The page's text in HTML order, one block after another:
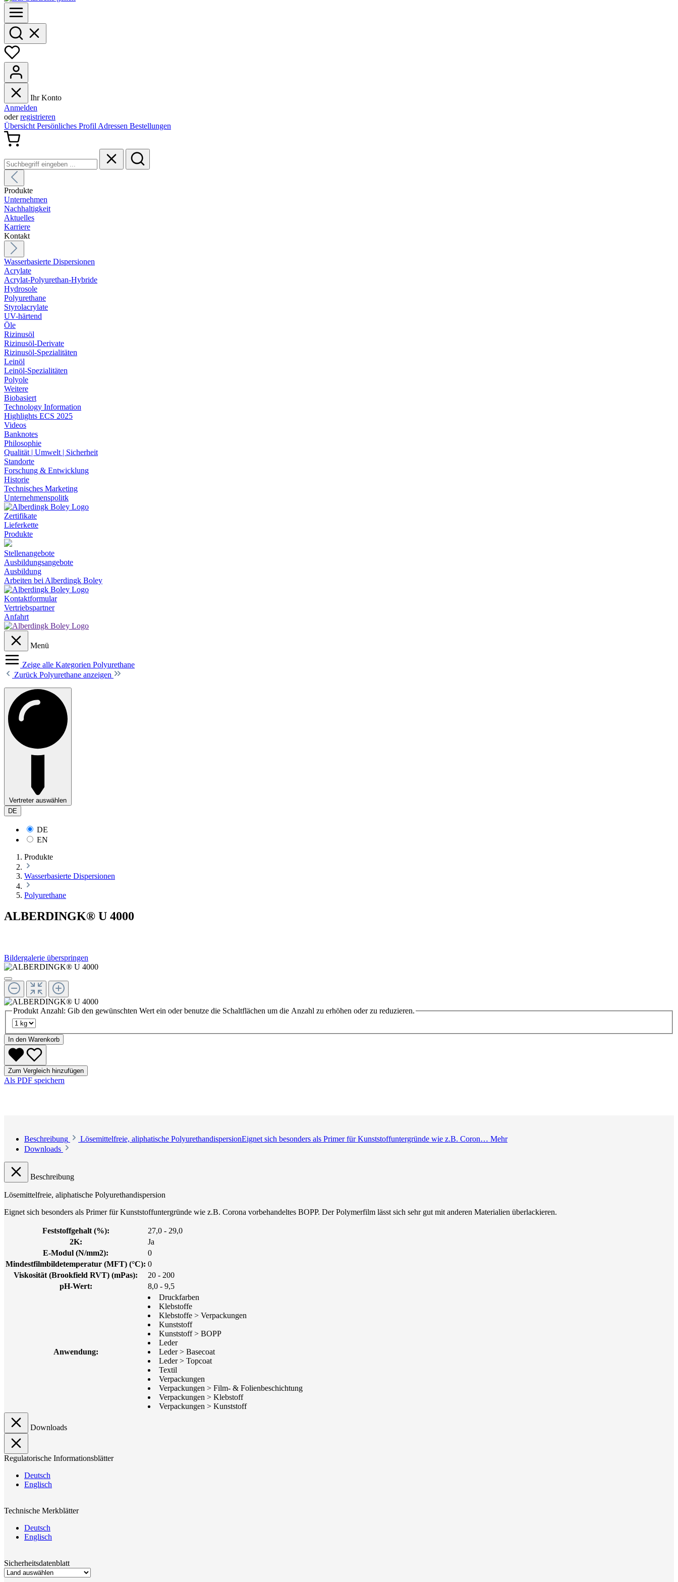
Ihr Konto
Anmelden
oderregistrieren
Übersicht Persönliches Profil Adressen Bestellungen
Produkte
Unternehmen
Nachhaltigkeit
Aktuelles
Karriere
Kontakt
Wasserbasierte Dispersionen
Acrylate
Acrylat-Polyurethan-Hybride
Hydrosole
Polyurethane
Styrolacrylate
UV-härtend
Öle
Rizinusöl
Rizinusöl-Derivate
Rizinusöl-Spezialitäten
Leinöl
Leinöl-Spezialitäten
Polyole
Weitere
Biobasiert
Technology Information
Highlights ECS 2025
Videos
Banknotes
Philosophie
Qualität | Umwelt | Sicherheit
Standorte
Forschung & Entwicklung
Historie
Technisches Marketing
Unternehmenspolitk
Zertifikate
Lieferkette
Produkte
Stellenangebote
Ausbildungsangebote
Ausbildung
Arbeiten bei Alberdingk Boley
Kontaktformular
Vertriebspartner
Anfahrt
Menü
Zeige alle Kategorien Polyurethane
Zurück Polyurethane anzeigen
Vertreter auswählen
DE
DE
EN
Produkte
Wasserbasierte Dispersionen
Polyurethane
ALBERDINGK® U 4000
Bildergalerie überspringen
Produkt Anzahl: Gib den gewünschten Wert ein oder benutze die Schaltflächen um die Anzahl zu erhöhen oder zu reduzieren.
In den Warenkorb
Zum Vergleich hinzufügen
Als PDF speichern
Beschreibung Lösemittelfreie, aliphatische PolyurethandispersionEignet sich besonders als Primer für Kunststoffuntergründe wie z.B. Coron… Mehr
Downloads
Beschreibung
Lösemittelfreie, aliphatische Polyurethandispersion
Eignet sich besonders als Primer für Kunststoffuntergründe wie z.B. Corona vorbehandeltes BOPP. Der Polymerfilm lässt sich sehr gut mit anderen Materialien überlackieren.
Feststoffgehalt (%):
27,0 - 29,0
2K:
Ja
E-Modul (N/mm2):
0
Mindestfilmbildetemperatur (MFT) (°C): 0
Viskosität (Brookfield RVT) (mPas):
20 - 200
pH-Wert:
8,0 - 9,5
Anwendung:
Druckfarben
Klebstoffe
Klebstoffe > Verpackungen
Kunststoff
Kunststoff > BOPP
Leder
Leder > Basecoat
Leder > Topcoat
Textil
Verpackungen
Verpackungen > Film- & Folienbeschichtung
Verpackungen > Klebstoff
Verpackungen > Kunststoff
Downloads
Regulatorische Informationsblätter
Deutsch
Englisch
Technische Merkblätter
Deutsch
Englisch
Sicherheitsdatenblatt